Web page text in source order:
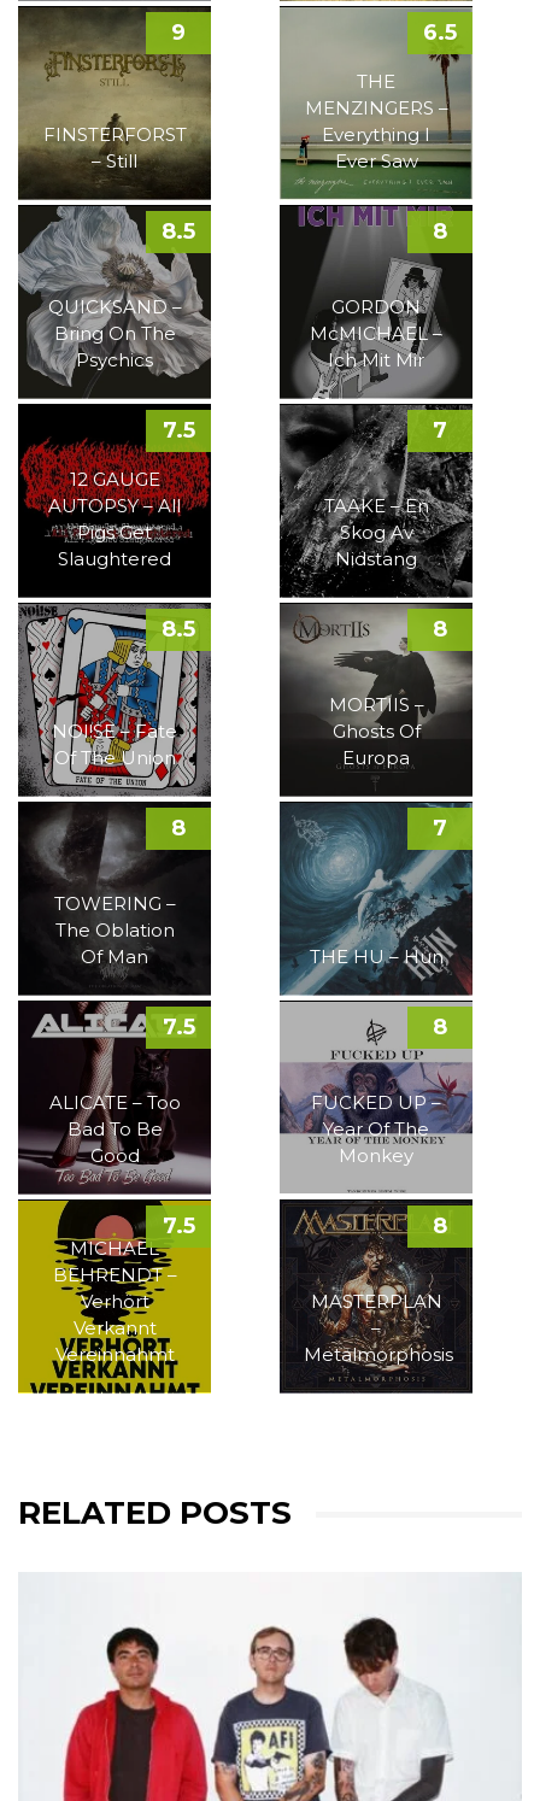
FINSTERFORST
– Still
9
THE
MENZINGERS –
Everything I
Ever Saw
6.5
QUICKSAND –
Bring On The
Psychics
8.5
GORDON
McMICHAEL –
Ich Mit Mir
8
12 GAUGE
AUTOPSY – All
Pigs Get
Slaughtered
7.5
TAAKE – En
Skog Av
Nidstang
7
NOI!SE – Fate
Of The Union
8.5
MORTIIS –
Ghosts Of
Europa
8
TOWERING –
The Oblation
Of Man
8
THE HU – Hun
7
ALICATE – Too
Bad To Be
Good
7.5
FUCKED UP –
Year Of The
Monkey
8
MICHAEL
BEHRENDT –
Verhört
Verkannt
Vereinnahmt
7.5
MASTERPLAN
–
Metalmorphosis
8
RELATED POSTS